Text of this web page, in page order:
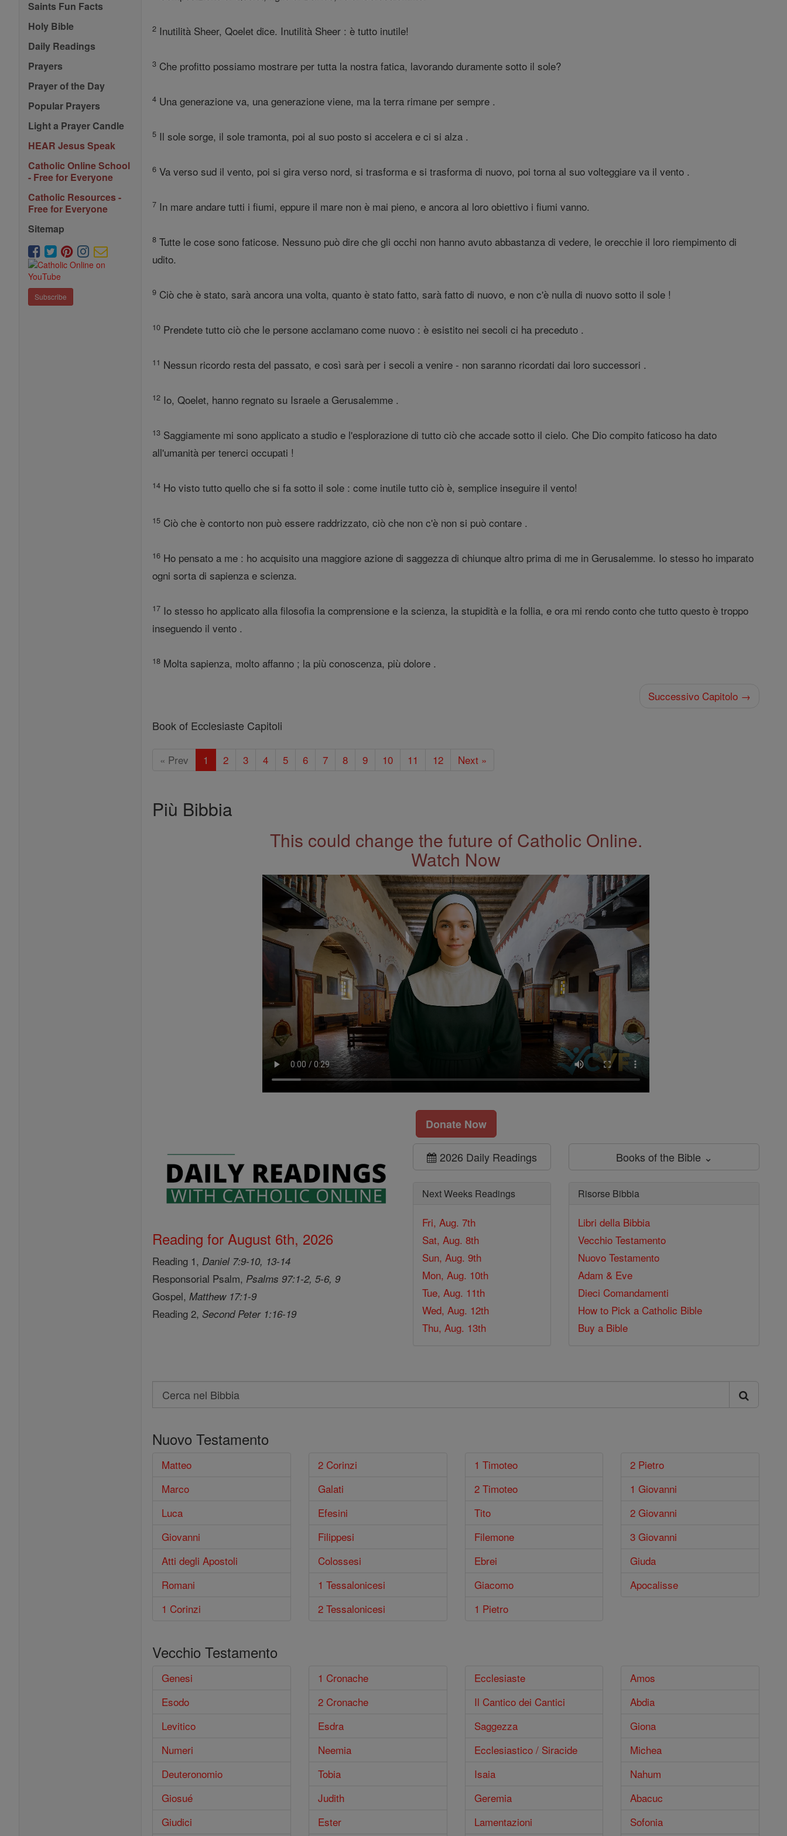
Saints Fun Facts
Holy Bible
Daily Readings
Prayers
Prayer of the Day
Popular Prayers
Light a Prayer Candle
HEAR Jesus Speak
Catholic Online School
- Free for Everyone
Catholic Resources -
Free for Everyone
Sitemap
Subscribe
2 Inutilità Sheer, Qoelet dice. Inutilità Sheer : è tutto inutile!
3 Che profitto possiamo mostrare per tutta la nostra fatica, lavorando duramente sotto il sole?
4 Una generazione va, una generazione viene, ma la terra rimane per sempre .
5 Il sole sorge, il sole tramonta, poi al suo posto si accelera e ci si alza .
6 Va verso sud il vento, poi si gira verso nord, si trasforma e si trasforma di nuovo, poi torna al suo volteggiare va il vento .
7 In mare andare tutti i fiumi, eppure il mare non è mai pieno, e ancora al loro obiettivo i fiumi vanno.
8 Tutte le cose sono faticose. Nessuno può dire che gli occhi non hanno avuto abbastanza di vedere, le orecchie il loro riempimento di
udito.
9 Ciò che è stato, sarà ancora una volta, quanto è stato fatto, sarà fatto di nuovo, e non c'è nulla di nuovo sotto il sole !
10 Prendete tutto ciò che le persone acclamano come nuovo : è esistito nei secoli ci ha preceduto .
11 Nessun ricordo resta del passato, e così sarà per i secoli a venire - non saranno ricordati dai loro successori .
12 Io, Qoelet, hanno regnato su Israele a Gerusalemme .
13 Saggiamente mi sono applicato a studio e l'esplorazione di tutto ciò che accade sotto il cielo. Che Dio compito faticoso ha dato
all'umanità per tenerci occupati !
14 Ho visto tutto quello che si fa sotto il sole : come inutile tutto ciò è, semplice inseguire il vento!
15 Ciò che è contorto non può essere raddrizzato, ciò che non c'è non si può contare .
16 Ho pensato a me : ho acquisito una maggiore azione di saggezza di chiunque altro prima di me in Gerusalemme. Io stesso ho imparato
ogni sorta di sapienza e scienza.
17 Io stesso ho applicato alla filosofia la comprensione e la scienza, la stupidità e la follia, e ora mi rendo conto che tutto questo è troppo
inseguendo il vento .
18 Molta sapienza, molto affanno ; la più conoscenza, più dolore .
Successivo Capitolo →
Book of Ecclesiaste Capitoli
« Prev 1 2 3 4 5 6 7 8 9 10 11 12 Next »
Più Bibbia
This could change the future of Catholic Online.
Watch Now
Donate Now
Reading for August 6th, 2026
Reading 1, Daniel 7:9-10, 13-14
Responsorial Psalm, Psalms 97:1-2, 5-6, 9
Gospel,Matthew 17:1-9
Reading 2,Second Peter 1:16-19
2026 Daily Readings
Next Weeks Readings
Fri, Aug. 7th
Sat, Aug. 8th
Sun, Aug. 9th
Mon, Aug. 10th
Tue, Aug. 11th
Wed, Aug. 12th
Thu, Aug. 13th
Books of the Bible ⌄
Risorse Bibbia
Libri della Bibbia
Vecchio Testamento
Nuovo Testamento
Adam & Eve
Dieci Comandamenti
How to Pick a Catholic Bible
Buy a Bible
Search
Cerca
Bibbia
Nuovo Testamento
Matteo
Marco
Luca
Giovanni
Atti degli Apostoli
Romani
1 Corinzi
2 Corinzi
Galati
Efesini
Filippesi
Colossesi
1 Tessalonicesi
2 Tessalonicesi
1 Timoteo
2 Timoteo
Tito
Filemone
Ebrei
Giacomo
1 Pietro
2 Pietro
1 Giovanni
2 Giovanni
3 Giovanni
Giuda
Apocalisse
Vecchio Testamento
Genesi
Esodo
Levitico
Numeri
Deuteronomio
Giosué
Giudici
1 Cronache
2 Cronache
Esdra
Neemia
Tobia
Judith
Ester
Ecclesiaste
Il Cantico dei Cantici
Saggezza
Ecclesiastico / Siracide
Isaia
Geremia
Lamentazioni
Amos
Abdia
Giona
Michea
Nahum
Abacuc
Sofonia